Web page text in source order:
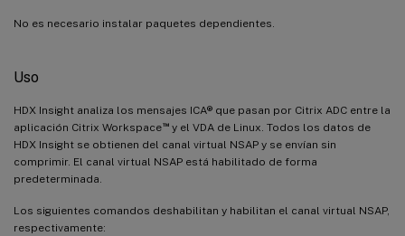
No es necesario instalar paquetes dependientes.
Uso
HDX Insight analiza los mensajes ICA® que pasan por Citrix ADC entre la
aplicación Citrix Workspace™y el VDA de Linux. Todos los datos de
HDX Insight se obtienen del canal virtual NSAP y se envían sin
comprimir. El canal virtual NSAP está habilitado de forma
predeterminada.
Los siguientes comandos deshabilitan y habilitan el canal virtual NSAP,
respectivamente: